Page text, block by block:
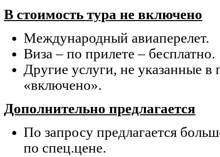
В стоимость тура не включено
Международный авиаперелет.
Виза – по прилете – бесплатно.
Другие услуги, не указанные в
«включено».
Дополнительно предлагается
По запросу предлагается
по спец.цене.